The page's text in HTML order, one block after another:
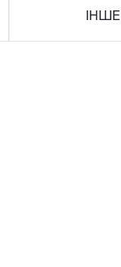
ІНШЕ